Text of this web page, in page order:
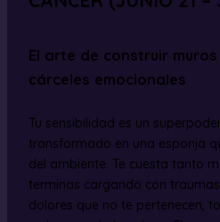
El arte de construir
cárceles emocionales
Tu sensibilidad es un
transformado en una esponja
del ambiente. Te cuesta tanto
terminas cargando con
dolores que no te pertenecen,